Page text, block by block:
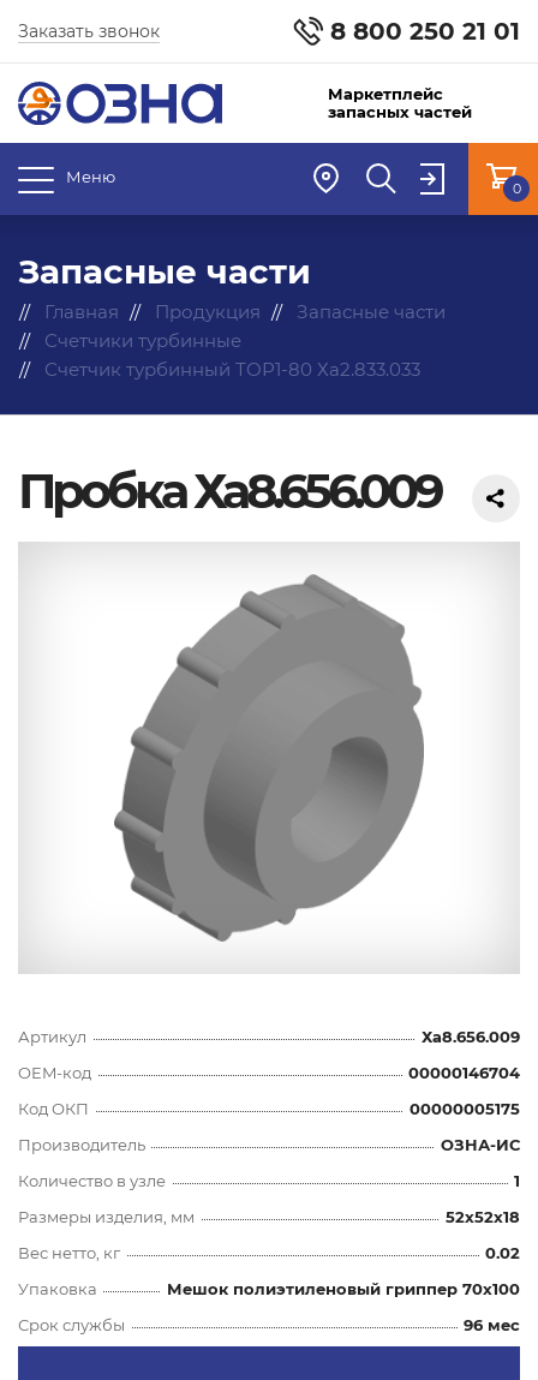
8 800 250 21 01
Заказать звонок
Маркетплейс
запасных частей
Меню
0
Запасные части
Главная Продукция
Запасные части
Счетчики турбинные
Счетчик турбинный ТОР1-80 Ха2.833.033
Пробка Ха8.656.009
Артикул
Ха8.656.009
OEM-код
00000146704
Код ОКП
00000005175
Производитель
ОЗНА-ИС
Количество в узле
1
Размеры изделия, мм
52x52x18
Вес нетто, кг
0.02
Упаковка
Мешок полиэтиленовый гриппер 70х100
Срок службы
96 мес